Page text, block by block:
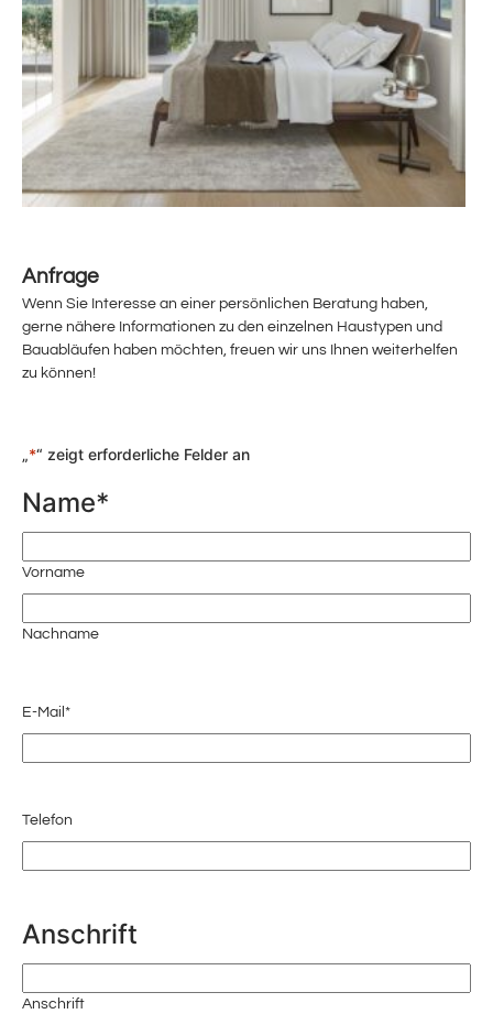
Anfrage
Wenn Sie Interesse an einer persönlichen Beratung haben,
gerne nähere Informationen zu den einzelnen Haustypen und
Bauabläufen haben möchten, freuen wir uns Ihnen weiterhelfen
zu können!
„*“ zeigt erforderliche Felder an
Name*
Vorname
Nachname
E-Mail *
Telefon
Anschrift
Anschrift